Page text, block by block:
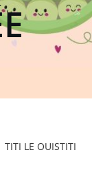
TITI LE OUISTITI